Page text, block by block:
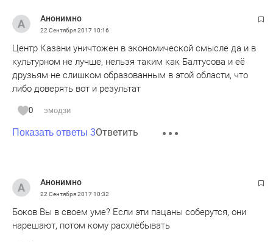
Анонимно
22 Сентября 201710:16
Центр Казани уничтожен в экономической смысле да и в
культурном не лучше, нельзя таким как Балтусова и её
друзьям не слишком образованным в этой области, что
либо доверять вот и результат
0 эмодзи
Показать ответы 3Ответить
Анонимно
22 Сентября 201710:32
Боков Вы в своем уме? Если эти пацаны соберутся, они
нарешают, потом кому расхлёбывать